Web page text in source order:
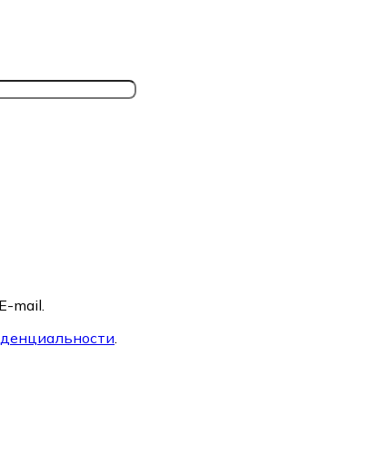
mail.
.